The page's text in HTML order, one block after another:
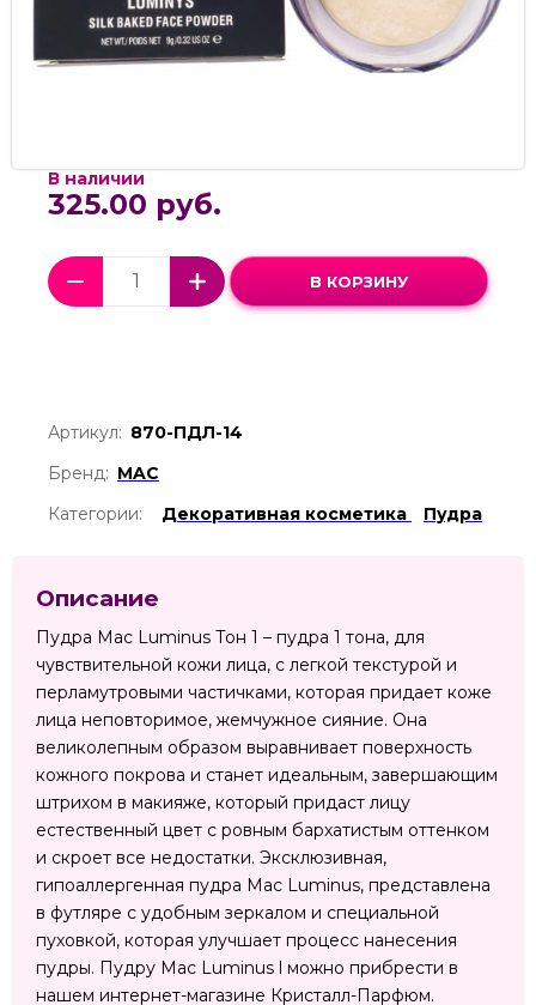
В наличии
325.00 руб.
В КОРЗИНУ
Артикул: 870-ПДЛ-14
Бренд: MAC
Категории:
Декоративная косметика Пудра
Описание
Пудра Mac Luminus Тон 1 – пудра 1 тона, для
чувствительной кожи лица, с легкой текстурой и
перламутровыми частичками, которая придает коже
лица неповторимое, жемчужное сияние. Она
великолепным образом выравнивает поверхность
кожного покрова и станет идеальным, завершающим
штрихом в макияже, который придаст лицу
естественный цвет с ровным бархатистым оттенком
и скроет все недостатки. Эксклюзивная,
гипоаллергенная пудра Mac Luminus, представлена
в футляре с удобным зеркалом и специальной
пуховкой, которая улучшает процесс нанесения
пудры. Пудру Mac Luminus l можно прибрести в
нашем интернет-магазине Кристалл-Парфюм.